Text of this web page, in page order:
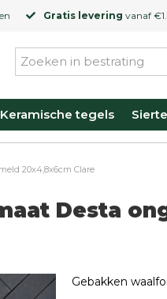
Gratis levering vanaf
Keramische tegels
20x4,8x6cm Clare
Desta
Gebakken